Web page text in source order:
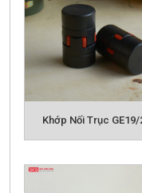
Khớp Nối Trục GE19/